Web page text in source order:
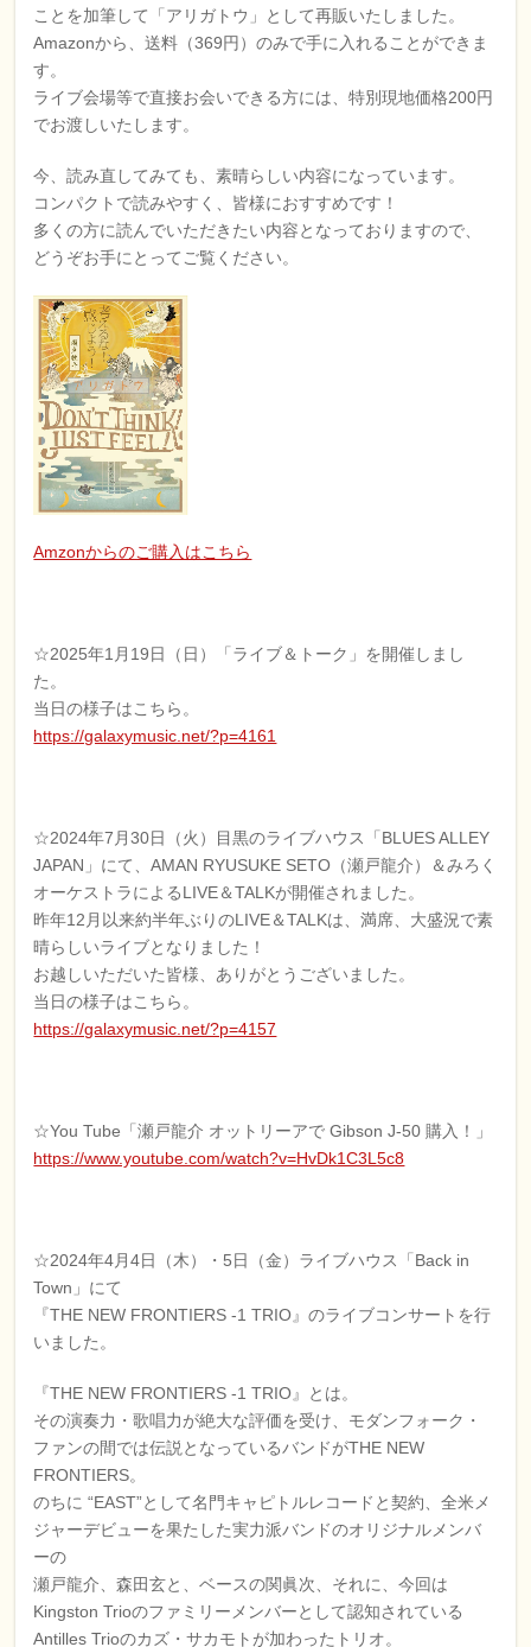
ことを加筆して「アリガトウ」として再販いたしました。
Amazonから、送料（369円）のみで手に入れることができま
す。
ライブ会場等で直接お会いできる方には、特別現地価格200円
でお渡しいたします。
今、読み直してみても、素晴らしい内容になっています。
コンパクトで読みやすく、皆様におすすめです！
多くの方に読んでいただきたい内容となっておりますので、
どうぞお手にとってご覧ください。
Amzonからのご購入はこちら
☆2025年1月19日（日）「ライブ＆トーク」を開催しまし
た。
当日の様子はこちら。
https://galaxymusic.net/?p=4161
☆2024年7月30日（火）目黒のライブハウス「BLUES ALLEY
JAPAN」にて、AMAN RYUSUKE SETO（瀬戸龍介）＆みろく
オーケストラによるLIVE＆TALKが開催されました。
昨年12月以来約半年ぶりのLIVE＆TALKは、満席、大盛況で素
晴らしいライブとなりました！
お越しいただいた皆様、ありがとうございました。
当日の様子はこちら。
https://galaxymusic.net/?p=4157
☆You Tube「瀬戸龍介 オットリーアで Gibson J-50 購入！」
https://www.youtube.com/watch?v=HvDk1C3L5c8
☆2024年4月4日（木）・5日（金）ライブハウス「Back in
Town」にて
『THE NEW FRONTIERS -1 TRIO』のライブコンサートを行
いました。
『THE NEW FRONTIERS -1 TRIO』とは。
その演奏力・歌唱力が絶大な評価を受け、モダンフォーク・
ファンの間では伝説となっているバンドがTHE NEW
FRONTIERS。
のちに “EAST”として名門キャピトルレコードと契約、全米メ
ジャーデビューを果たした実力派バンドのオリジナルメンバ
ーの
瀬戸龍介、森田玄と、ベースの関眞次、それに、今回は
Kingston Trioのファミリーメンバーとして認知されている
Antilles Trioのカズ・サカモトが加わったトリオ。